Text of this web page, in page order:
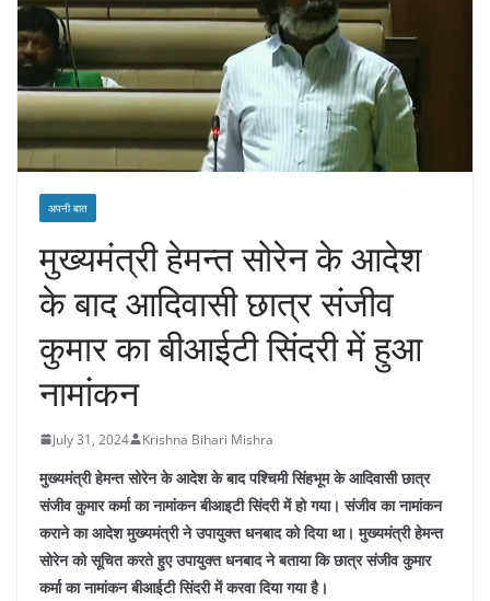
अपनी बात
मुख्यमंत्री हेमन्त सोरेन के आदेश
के बाद आदिवासी छात्र संजीव
कुमार का बीआईटी सिंदरी में हुआ
नामांकन
July 31, 2024 Krishna Bihari Mishra
मुख्यमंत्री हेमन्त सोरेन के आदेश के बाद पश्चिमी सिंहभूम के आदिवासी छात्र
संजीव कुमार कर्मा का नामांकन बीआइटी सिंदरी में हो गया। संजीव का नामांकन
कराने का आदेश मुख्यमंत्री ने उपायुक्त धनबाद को दिया था। मुख्यमंत्री हेमन्त
सोरेन को सूचित करते हुए उपायुक्त धनबाद ने बताया कि छात्र संजीव कुमार
कर्मा का नामांकन बीआईटी सिंदरी में करवा दिया गया है।